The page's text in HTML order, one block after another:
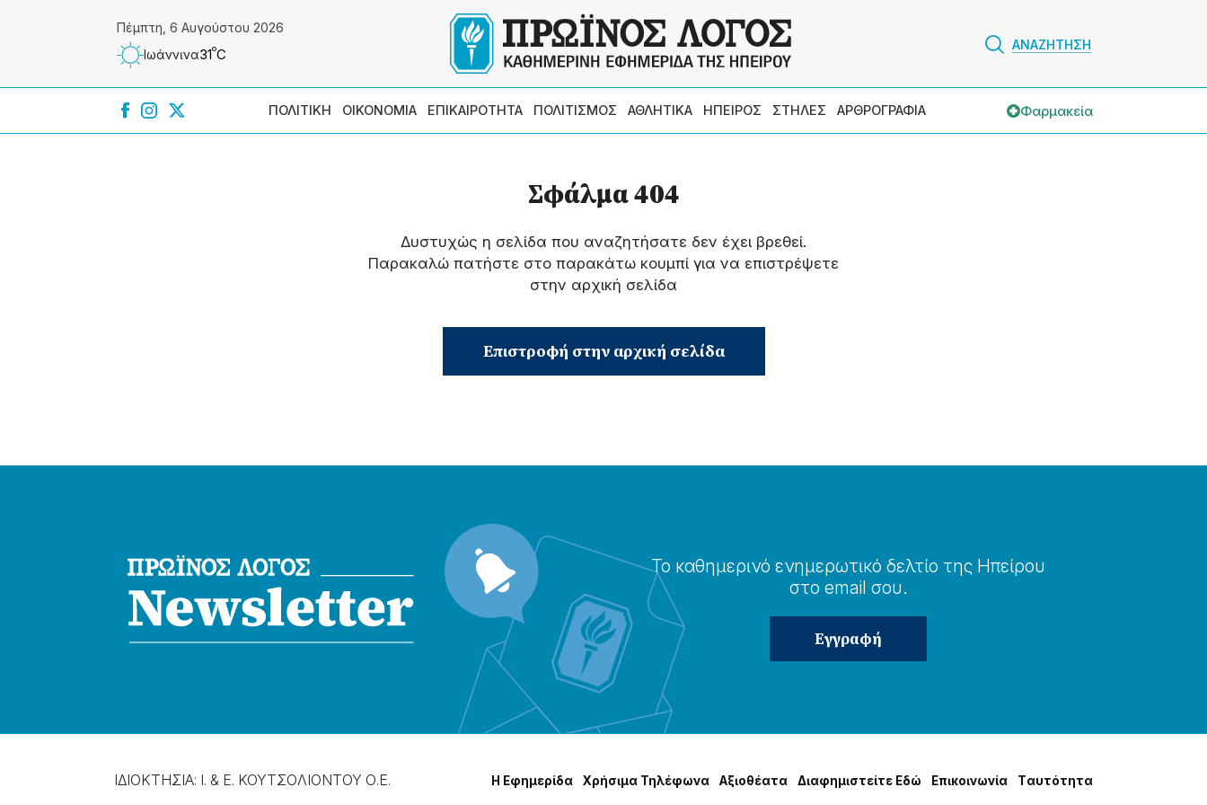
Πέμπτη, 6 Αυγούστου 2026
Ιωάννɩνα31ºC
ΑΝΑΖΗΤΗΣΗ
ΠΟΛΙΤΙΚΗ ΟΙΚΟΝΟΜΙΑ ΕΠΙΚΑΙΡΟΤΗΤΑ ΠΟΛΙΤΙΣΜΟΣ ΑΘΛΗΤΙΚΑ ΗΠΕΙΡΟΣ ΣΤΗΛΕΣ ΑΡΘΡΟΓΡΑΦΙΑ Φαρμακεία
Σφάλμα 404
Δυστυχώς η σελίδα που αναζητήσατε δεν έχει βρεθεί.
Παρακαλώ πατήστε στο παρακάτω κουμπί για να επιστρέψετε
στην αρχική σελίδα
Επιστροφή στην αρχική σελίδα
Το καθημερɩνό ενημερωτɩκό δελτίο της Ηπείρου
στο email σου.
ΙΔΙΟΚΤΗΣΙΑ: Ι. & Ε. ΚΟΥΤΣΟΛΙΟΝΤΟΥ Ο.Ε. Η Εφημερίδα Χρήσɩμα Τηλέφωνα Αξɩοθέατα Δɩαφημɩστείτε Εδώ Επɩκοɩνωνία Tαυτότητα